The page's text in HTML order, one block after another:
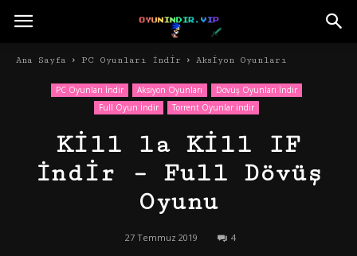
Ana Sayfa PC Oyunları İndir Aksiyon Oyunları
PC Oyunları İndir Aksiyon Oyunları
Dövüş Oyunları İndir
Full Oyun İndir
Torrent Oyunlar indir
Kill la Kill IF
İndir – Full Dövüş
Oyunu
27 Temmuz 2019 4